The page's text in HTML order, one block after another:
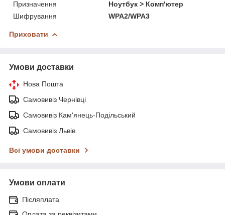
Призначення
Ноутбук > Комп'ютер
Шифрування
WPA2/WPA3
Приховати
Умови доставки
Нова Пошта
Самовивіз Чернівці
Самовивіз Кам'янець-Подільський
Самовивіз Львів
Всі умови доставки
Умови оплати
Післяплата